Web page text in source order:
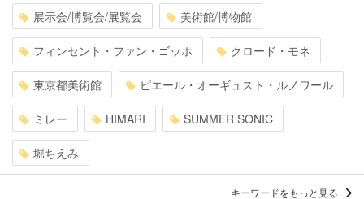
展示会/博覧会/展覧会 美術館/博物館
フィンセント・ファン・ゴッホ クロード・モネ
東京都美術館 ピエール・オーギュスト・ルノワール
ミレー HIMARI SUMMER SONIC
堀ちえみ
キーワードをもっと見る